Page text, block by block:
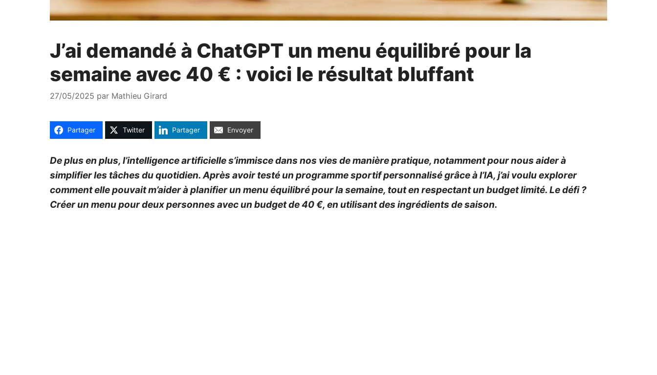
J’ai demandé à ChatGPT un menu équilibré pour la
semaine avec 40 € : voici le résultat bluffant
27/05/2025 par Mathieu Girard
Partager Twitter Partager Envoyer
De plus en plus, l’intelligence artificielle s’immisce dans nos vies de manière pratique, notamment pour nous aider à
simplifier les tâches du quotidien. Après avoir testé un programme sportif personnalisé grâce à l’IA, j’ai voulu explorer
comment elle pouvait m’aider à planifier un menu équilibré pour la semaine, tout en respectant un budget limité. Le défi ?
Créer un menu pour deux personnes avec un budget de 40 €, en utilisant des ingrédients de saison.